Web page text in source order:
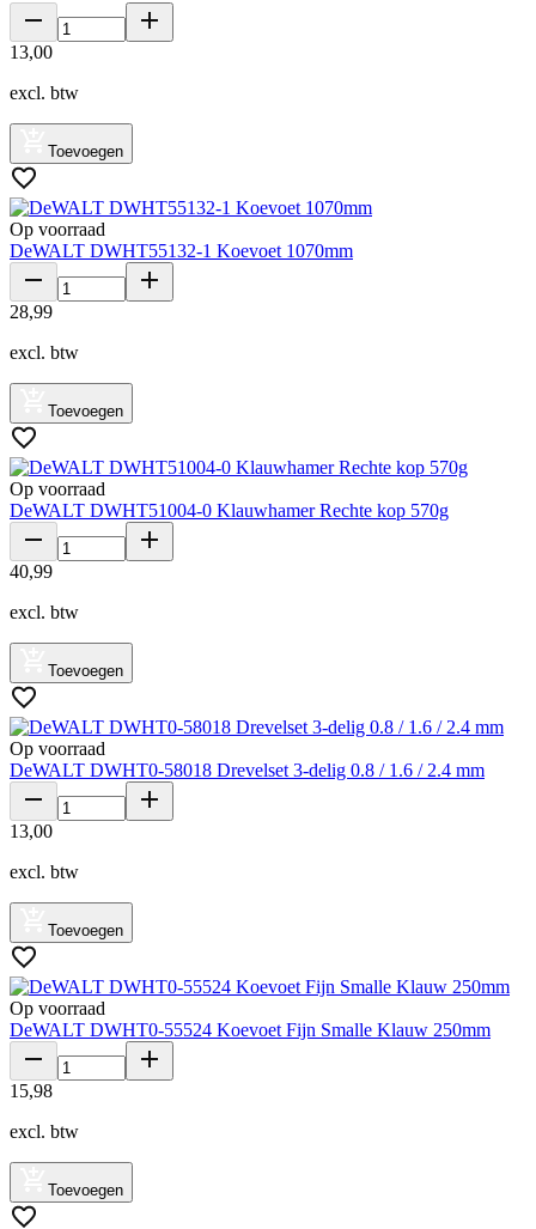
13,00
excl. btw
Toevoegen
Op voorraad
DeWALT DWHT55132-1 Koevoet 1070mm
28,99
excl. btw
Toevoegen
Op voorraad
DeWALT DWHT51004-0 Klauwhamer Rechte kop 570g
40,99
excl. btw
Toevoegen
Op voorraad
DeWALT DWHT0-58018 Drevelset 3-delig 0.8 / 1.6 / 2.4 mm
13,00
excl. btw
Toevoegen
Op voorraad
DeWALT DWHT0-55524 Koevoet Fijn Smalle Klauw 250mm
15,98
excl. btw
Toevoegen